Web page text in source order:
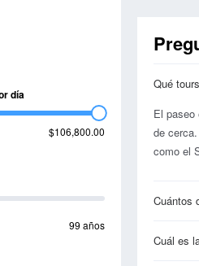
día
$106,800.00
99 años
Qué
El paseo
de
como el
Cuántos
Cuál es